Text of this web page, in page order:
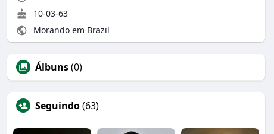
10-03-63
Morando em Brazil
Álbuns(0)
Seguindo(63)